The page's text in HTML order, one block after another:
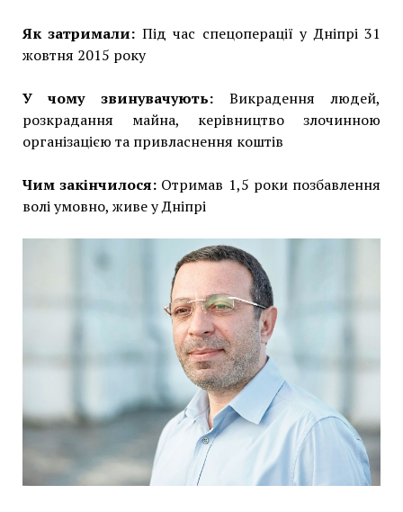
Як затримали: Під час спецоперації у Дніпрі 31
жовтня 2015 року
У чому звинувачують: Викрадення людей,
розкрадання майна, керівництво злочинною
організацією та привласнення коштів
Чим закінчилося: Отримав 1,5 роки позбавлення
волі умовно, живе у Дніпрі